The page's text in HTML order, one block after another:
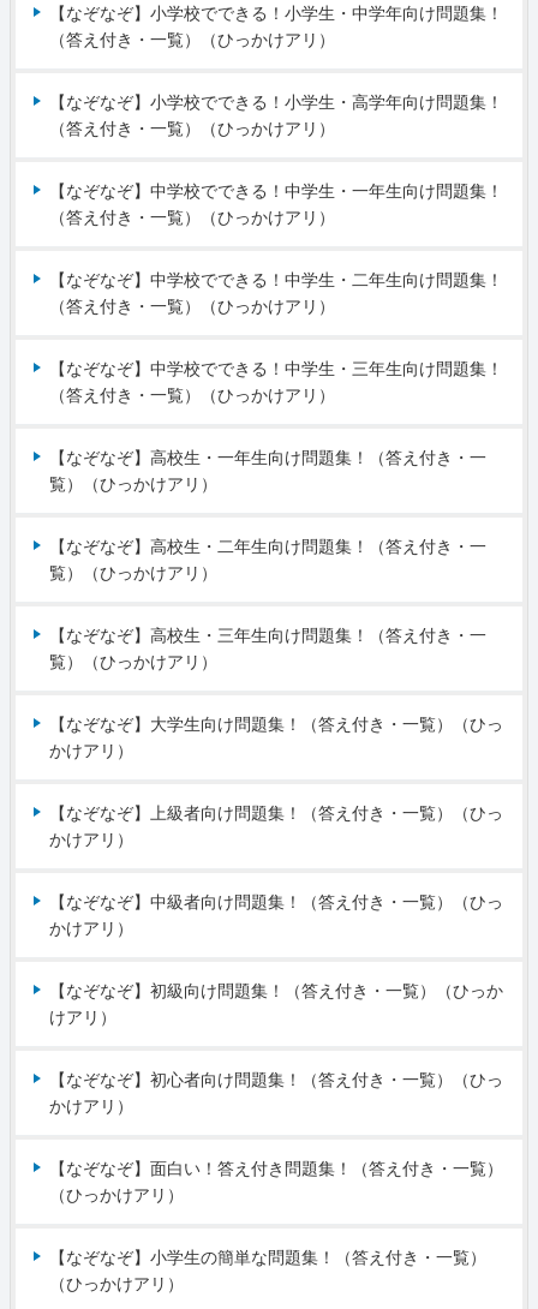
【なぞなぞ】小学校でできる！小学生・中学年向け問題集！
（答え付き・一覧）（ひっかけアリ）
【なぞなぞ】小学校でできる！小学生・高学年向け問題集！
（答え付き・一覧）（ひっかけアリ）
【なぞなぞ】中学校でできる！中学生・一年生向け問題集！
（答え付き・一覧）（ひっかけアリ）
【なぞなぞ】中学校でできる！中学生・二年生向け問題集！
（答え付き・一覧）（ひっかけアリ）
【なぞなぞ】中学校でできる！中学生・三年生向け問題集！
（答え付き・一覧）（ひっかけアリ）
【なぞなぞ】高校生・一年生向け問題集！（答え付き・一
覧）（ひっかけアリ）
【なぞなぞ】高校生・二年生向け問題集！（答え付き・一
覧）（ひっかけアリ）
【なぞなぞ】高校生・三年生向け問題集！（答え付き・一
覧）（ひっかけアリ）
【なぞなぞ】大学生向け問題集！（答え付き・一覧）（ひっ
かけアリ）
【なぞなぞ】上級者向け問題集！（答え付き・一覧）（ひっ
かけアリ）
【なぞなぞ】中級者向け問題集！（答え付き・一覧）（ひっ
かけアリ）
【なぞなぞ】初級向け問題集！（答え付き・一覧）（ひっか
けアリ）
【なぞなぞ】初心者向け問題集！（答え付き・一覧）（ひっ
かけアリ）
【なぞなぞ】面白い！答え付き問題集！（答え付き・一覧）
（ひっかけアリ）
【なぞなぞ】小学生の簡単な問題集！（答え付き・一覧）
（ひっかけアリ）